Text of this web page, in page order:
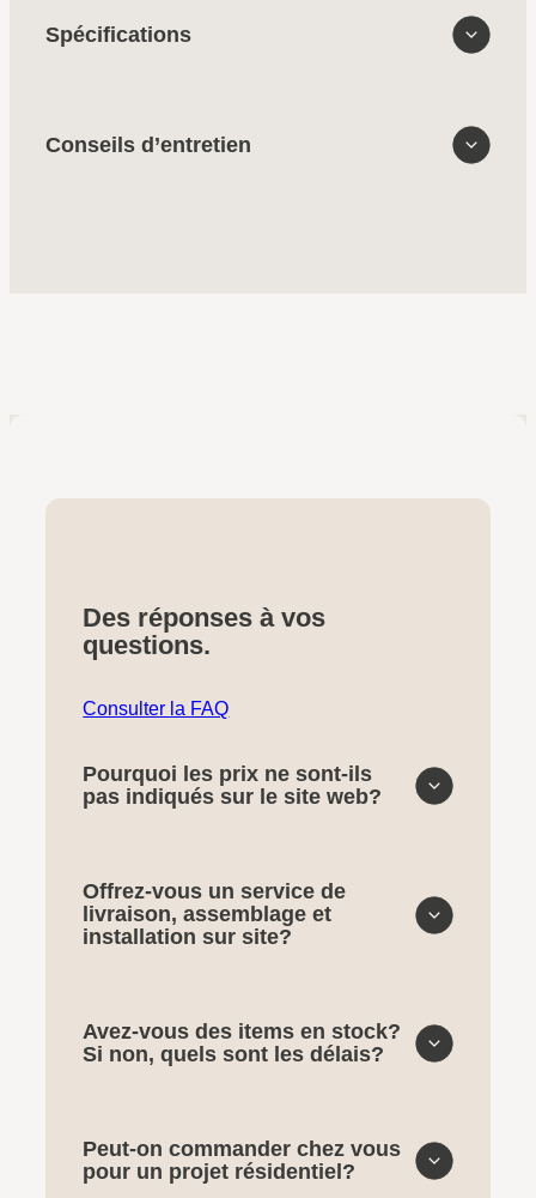
Spécifications
Conseils d’entretien
Des réponses à vos
questions.
Consulter la FAQ
Pourquoi les prix ne sont-ils
pas indiqués sur le site web?
Offrez-vous un service de
livraison, assemblage et
installation sur site?
Avez-vous des items en stock?
Si non, quels sont les délais?
Peut-on commander chez vous
pour un projet résidentiel?